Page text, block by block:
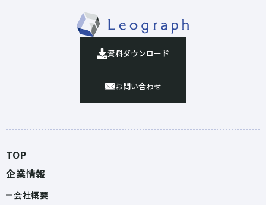
資料ダウンロード
お問い合わせ
TOP
企業情報
会社概要